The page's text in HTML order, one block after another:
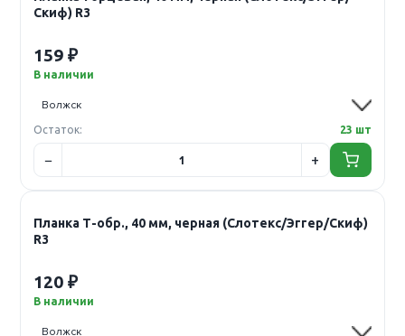
Скиф) R3
159 ₽
В наличии
Остаток: 23 шт
Планка Т-обр., 40 мм, черная (Слотекс/Эггер/Скиф)
R3
120 ₽
В наличии